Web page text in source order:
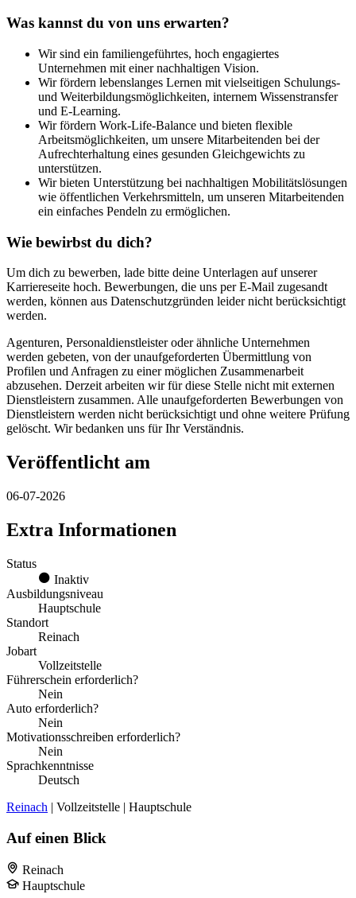
Was kannst du von uns erwarten?
Wir sind ein familiengeführtes, hoch engagiertes
Unternehmen mit einer nachhaltigen Vision.
Wir fördern lebenslanges Lernen mit vielseitigen Schulungs-
und Weiterbildungsmöglichkeiten, internem Wissenstransfer
und E-Learning.
Wir fördern Work-Life-Balance und bieten flexible
Arbeitsmöglichkeiten, um unsere Mitarbeitenden bei der
Aufrechterhaltung eines gesunden Gleichgewichts zu
unterstützen.
Wir bieten Unterstützung bei nachhaltigen Mobilitätslösungen
wie öffentlichen Verkehrsmitteln, um unseren Mitarbeitenden
ein einfaches Pendeln zu ermöglichen.
Wie bewirbst du dich?
Um dich zu bewerben, lade bitte deine Unterlagen auf unserer
Karriereseite hoch. Bewerbungen, die uns per E-Mail zugesandt
werden, können aus Datenschutzgründen leider nicht berücksichtigt
werden.
Agenturen, Personaldienstleister oder ähnliche Unternehmen
werden gebeten, von der unaufgeforderten Übermittlung von
Profilen und Anfragen zu einer möglichen Zusammenarbeit
abzusehen. Derzeit arbeiten wir für diese Stelle nicht mit externen
Dienstleistern zusammen. Alle unaufgeforderten Bewerbungen von
Dienstleistern werden nicht berücksichtigt und ohne weitere Prüfung
gelöscht. Wir bedanken uns für Ihr Verständnis.
Veröffentlicht am
06-07-2026
Extra Informationen
Status
Inaktiv
Ausbildungsniveau
Hauptschule
Standort
Reinach
Jobart
Vollzeitstelle
Führerschein erforderlich?
Nein
Auto erforderlich?
Nein
Motivationsschreiben erforderlich?
Nein
Sprachkenntnisse
Deutsch
Reinach | Vollzeitstelle | Hauptschule
Auf einen Blick
Reinach
Hauptschule